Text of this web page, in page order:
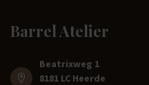
Barrel Atelier
Beatrixweg 1
8181 LC Heerde